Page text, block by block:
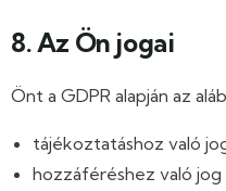
8. Az Ön jogai
Önt a GDPR alapján az
tájékoztatáshoz való
hozzáféréshez való jog